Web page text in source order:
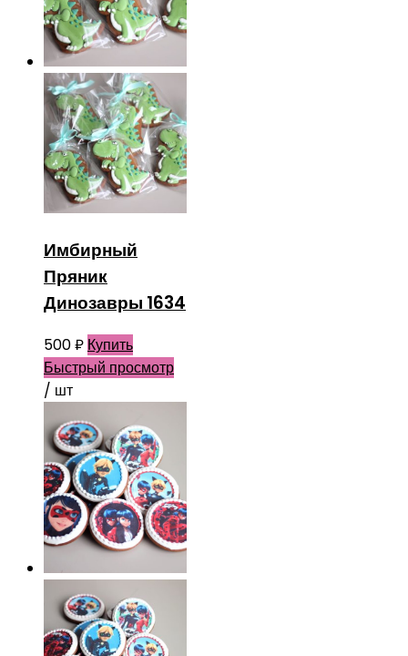
Имбирный
Пряник
Динозавры 1634
500₽ Купить
Быстрый просмотр
/ шт